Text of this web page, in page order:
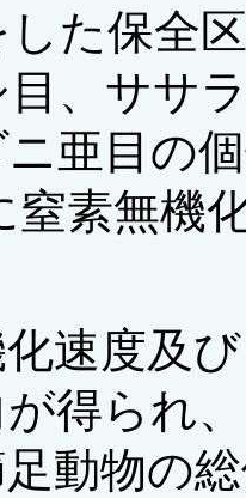
した保全
目、ササ
ニ亜目の
窒素無機
速度及
得られ
動物の